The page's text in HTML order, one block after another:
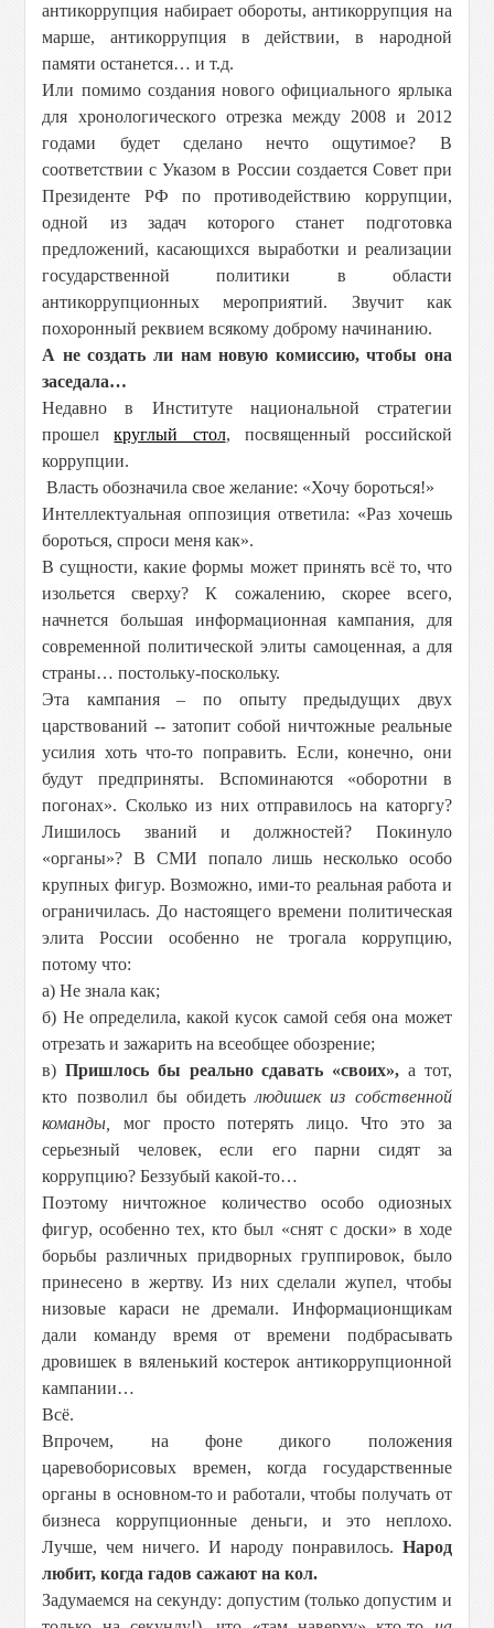
антикоррупция набирает обороты, антикоррупция на
марше, антикоррупция в действии, в народной
памяти останется… и т.д.
Или помимо создания нового официального ярлыка
для хронологического отрезка между 2008 и 2012
годами будет сделано нечто ощутимое? В
соответствии с Указом в России создается Совет при
Президенте РФ по противодействию коррупции,
одной из задач которого станет подготовка
предложений, касающихся выработки и реализации
государственной политики в области
антикоррупционных мероприятий. Звучит как
похоронный реквием всякому доброму начинанию.
А не создать ли нам новую комиссию, чтобы она
заседала…
Недавно в Институте национальной стратегии
прошелкруглый стол, посвященный российской
коррупции.
Власть обозначила свое желание: «Хочу бороться!»
Интеллектуальная оппозиция ответила: «Раз хочешь
бороться, спроси меня как».
В сущности, какие формы может принять всё то, что
изольется сверху? К сожалению, скорее всего,
начнется большая информационная кампания, для
современной политической элиты самоценная, а для
страны… постольку-поскольку.
Эта кампания – по опыту предыдущих двух
царствований -- затопит собой ничтожные реальные
усилия хоть что-то поправить. Если, конечно, они
будут предприняты. Вспоминаются «оборотни в
погонах». Сколько из них отправилось на каторгу?
Лишилось званий и должностей? Покинуло
«органы»? В СМИ попало лишь несколько особо
крупных фигур. Возможно, ими-то реальная работа и
ограничилась. До настоящего времени политическая
элита России особенно не трогала коррупцию,
потому что:
а) Не знала как;
б) Не определила, какой кусок самой себя она может
отрезать и зажарить на всеобщее обозрение;
в)Пришлось бы реально сдавать «своих», а тот,
кто позволил бы обидетьлюдишек из собственной
команды,
мог просто потерять лицо. Что это за
серьезный человек, если его парни сидят за
коррупцию? Беззубый какой-то…
Поэтому ничтожное количество особо одиозных
фигур, особенно тех, кто был «снят с доски» в ходе
борьбы различных придворных группировок, было
принесено в жертву. Из них сделали жупел, чтобы
низовые караси не дремали. Информационщикам
дали команду время от времени подбрасывать
дровишек в вяленький костерок антикоррупционной
кампании…
Всё.
Впрочем, на фоне дикого положения
царевоборисовых времен, когда государственные
органы в основном-то и работали, чтобы получать от
бизнеса коррупционные деньги, и это неплохо.
Лучше, чем ничего. И народу понравилось. Народ
любит, когда гадов сажают на кол.
Задумаемся на секунду: допустим (только допустим и